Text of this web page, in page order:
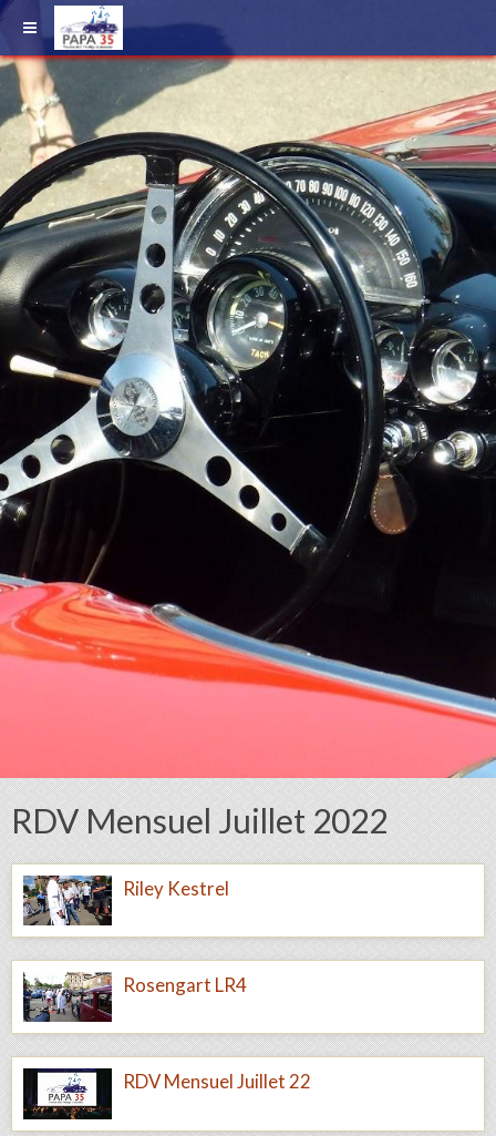
RDV Mensuel Juillet 2022
Riley Kestrel
Rosengart LR4
RDV Mensuel Juillet 22